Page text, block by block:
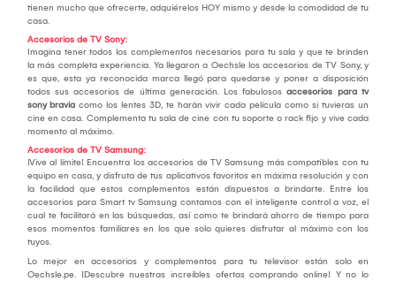
tienen mucho que ofrecerte, adquiérelos HOY mismo y desde la comodidad de tu
casa.
Accesorios de TV Sony:
Imagina tener todos los complementos necesarios para tu sala y que te brinden
la más completa experiencia. Ya llegaron a Oechsle los accesorios de TV Sony, y
es que, esta ya reconocida marca llegó para quedarse y poner a disposición
todos sus accesorios de última generación. Los fabulosos accesorios para tv
sony bravia como los lentes 3D, te harán vivir cada película como si tuvieras un
cine en casa. Complementa tu sala de cine con tu soporte o rack fijo y vive cada
momento al máximo.
Accesorios de TV Samsung:
¡Vive al límite! Encuentra los accesorios de TV Samsung más compatibles con tu
equipo en casa, y disfruta de tus aplicativos favoritos en máxima resolución y con
la facilidad que estos complementos están dispuestos a brindarte. Entre los
accesorios para Smart tv Samsung contamos con el inteligente control a voz, el
cual te facilitará en las búsquedas, así como te brindará ahorro de tiempo para
esos momentos familiares en los que solo quieres disfrutar al máximo con los
tuyos.
Lo mejor en accesorios y complementos para tu televisor están solo en
Oechsle.pe. ¡Descubre nuestras increíbles ofertas comprando online! Y no lo